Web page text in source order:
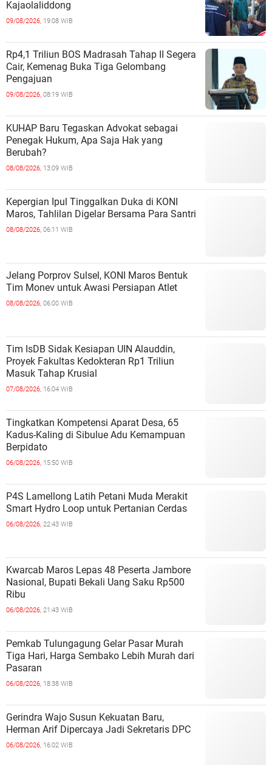
Kajaolaliddong
09/08/2026, 19:08 WIB
Rp4,1 Triliun BOS Madrasah Tahap II Segera
Cair, Kemenag Buka Tiga Gelombang
Pengajuan
09/08/2026, 08:19 WIB
KUHAP Baru Tegaskan Advokat sebagai
Penegak Hukum, Apa Saja Hak yang
Berubah?
08/08/2026, 13:09 WIB
Kepergian Ipul Tinggalkan Duka di KONI
Maros, Tahlilan Digelar Bersama Para Santri
08/08/2026, 06:11 WIB
Jelang Porprov Sulsel, KONI Maros Bentuk
Tim Monev untuk Awasi Persiapan Atlet
08/08/2026, 06:00 WIB
Tim IsDB Sidak Kesiapan UIN Alauddin,
Proyek Fakultas Kedokteran Rp1 Triliun
Masuk Tahap Krusial
07/08/2026, 16:04 WIB
Tingkatkan Kompetensi Aparat Desa, 65
Kadus-Kaling di Sibulue Adu Kemampuan
Berpidato
06/08/2026, 15:50 WIB
P4S Lamellong Latih Petani Muda Merakit
Smart Hydro Loop untuk Pertanian Cerdas
06/08/2026, 22:43 WIB
Kwarcab Maros Lepas 48 Peserta Jambore
Nasional, Bupati Bekali Uang Saku Rp500
Ribu
06/08/2026, 21:43 WIB
Pemkab Tulungagung Gelar Pasar Murah
Tiga Hari, Harga Sembako Lebih Murah dari
Pasaran
06/08/2026, 18:38 WIB
Gerindra Wajo Susun Kekuatan Baru,
Herman Arif Dipercaya Jadi Sekretaris DPC
06/08/2026, 16:02 WIB